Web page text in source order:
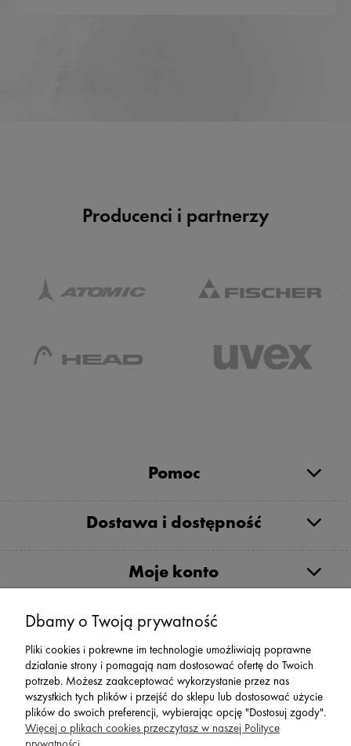
Producenci i partnerzy
Pomoc
Dostawa i dostępność
Moje konto
Serwis
Zwroty,Reklamacje Wymiany
Dbamy o Twoją prywatność
Pliki cookies i pokrewne im technologie umożliwiają poprawne
działanie strony i pomagają nam dostosować ofertę do Twoich
potrzeb. Możesz zaakceptować wykorzystanie przez nas
wszystkich tych plików i przejść do sklepu lub dostosować użycie
plików do swoich preferencji, wybierając opcję "Dostosuj zgody".
Więcej o plikach cookies przeczytasz w naszej Polityce